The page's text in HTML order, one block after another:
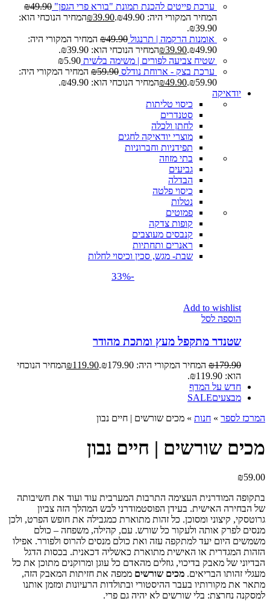
ערכת פייטים להכנת תמונת "בורא פרי הגפן" ₪49.90
המחיר המקורי היה: ₪49.90.
₪39.90
המחיר הנוכחי הוא:
₪39.90.
אומנות הרקמה | תרנגול
₪49.90
המחיר המקורי היה:
₪49.90.
₪39.90
המחיר הנוכחי הוא: ₪39.90.
שטיח צביעה לפורים | משימה בלשית
₪5.90
ערכת בצק - ארוחת נודלס
₪59.90
המחיר המקורי היה:
₪59.90.
₪49.90
המחיר הנוכחי הוא: ₪49.90.
יודאיקה
כיסוי טליתות
סטנדרים
לחתן ולכלה
מוצרי יודאיקה לחגים
תפידניות וחברוניות
בתי מזוזה
גביעים
הבדלה
כיסוי פלטה
נטלות
פמוטים
קופות צדקה
קנבסים מעוצבים
ראנרים ותחתיות
שבת- מגש, סכין וכיסוי לחלות
-33%
Add to wishlist
הוספה לסל
שטנדר מתקפל מעץ ומתכת מהודר
₪179.90 המחיר המקורי היה: ₪179.90. ₪119.90
המחיר הנוכחי
הוא: ₪119.90.
חדש על המדף
מבצעיםSALE
המרכז לספר » חנות » מכים שורשים | חיים נבון
מכים שורשים | חיים נבון
₪59.00
בתקופה המודרנית העצימה התרבות המערבית עוד ועוד את חשיבותה
של הבחירה האישית. בעידן הפוסטמודרני לבש המהלך הזה צביון
גרוטסקי, קיצוני ומסוכן. כל זהות מתוארת כמגבילה את חופש הפרט, ולכן
מנסים לפרק אותה ולעקור כל שורש. עם, קהילה, משפחה – כולם
משמשים היום יעד למתקפה עזה ואת כולם מנסים להרוס ולפורר. אפילו
הזהות המגדרית או האישית מתוארת כאשליה דכאנית. בכסות הדגל
הבדיוני של מאבק בדיכוי, גוזלים מהאדם כל עוגן ומרוקנים מתוכן את כל
מעגלי זהותו הבריאים. מכים שורשים ממפה את חזיתות המאבק הזה,
מתאר את מקורותיו בעבר ההיסטורי ובתולדות הרעיונות ומזמן אותנו
למסקנה נחרצת: בלי שורשים לא יהיה גם פרי.